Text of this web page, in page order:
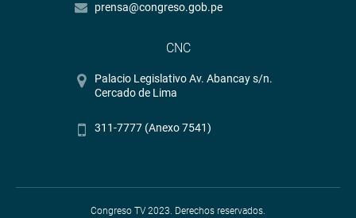
prensa@congreso.gob.pe
CNC
Palacio Legislativo Av. Abancay s/n.
Cercado de Lima
311-7777 (Anexo 7541)
Congreso TV 2023. Derechos reservados.